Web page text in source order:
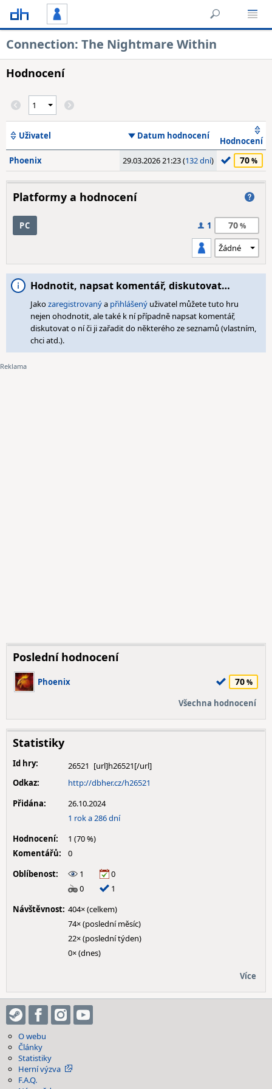
Connection: The Nightmare Within
Hodnocení
Uživatel Datum hodnocení
Hodnocení
Phoenix
29.03.2026 21:23 (132 dní) 70
Platformy a hodnocení
PC 1 70
Hodnotit, napsat komentář, diskutovat…
Jakozaregistrovanýa přihlášený uživatel můžete tuto hru
nejen ohodnotit, ale také k ní případně napsat komentář,
diskutovat o ní či ji zařadit do některého ze seznamů (vlastním,
chci atd.).
Poslední hodnocení
Phoenix 70
Všechna hodnocení
Statistiky
Id hry:
26521
Odkaz:
http://dbher.cz/h26521
Přidána:
26.10.2024
1 rok a 286 dní
Hodnocení:
1 (70 %)
Komentářů:
0
Oblíbenost:
1
0
0
1
Návštěvnost: 404× (celkem)
74× (poslední měsíc)
22× (poslední týden)
0× (dnes)
Více
O webu
Články
Statistiky
Herní výzva
F.A.Q.